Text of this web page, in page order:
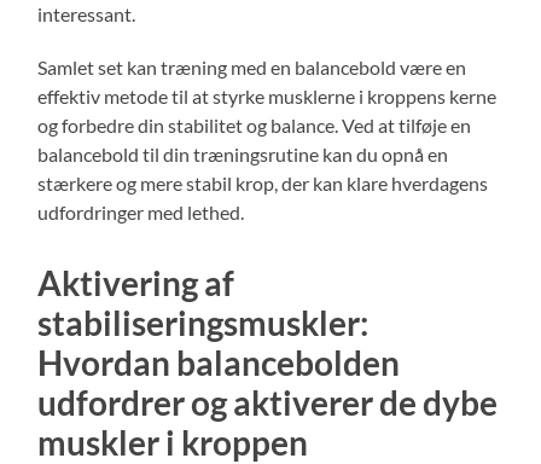
interessant.
Samlet set kan træning med en balancebold være en
effektiv metode til at styrke musklerne i kroppens kerne
og forbedre din stabilitet og balance. Ved at tilføje en
balancebold til din træningsrutine kan du opnå en
stærkere og mere stabil krop, der kan klare hverdagens
udfordringer med lethed.
Aktivering af
stabiliseringsmuskler:
Hvordan balancebolden
udfordrer og aktiverer de dybe
muskler i kroppen